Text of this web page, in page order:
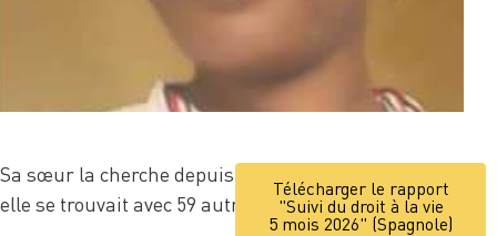
Sa sœur la cherche depuis que le bateau sur lequel
elle se trouvait avec 59 autres personnes a disparu.
Télécharger le rapport
"Suivi du droit à la vie
5 mois 2026" (Spagnole)